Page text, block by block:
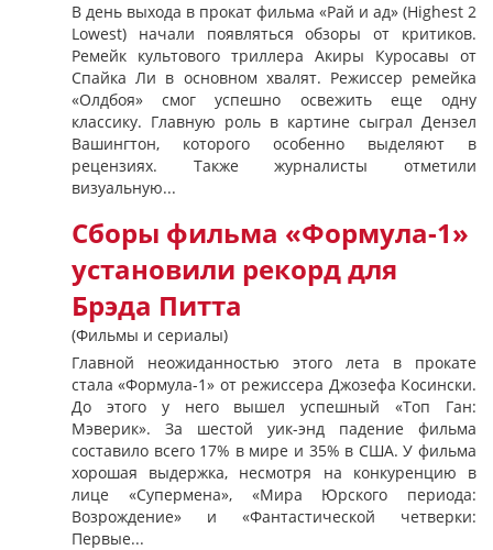
В день выхода в прокат фильма «Рай и ад» (Highest 2
Lowest) начали появляться обзоры от критиков.
Ремейк культового триллера Акиры Куросавы от
Спайка Ли в основном хвалят. Режиссер ремейка
«Олдбоя» смог успешно освежить еще одну
классику. Главную роль в картине сыграл Дензел
Вашингтон, которого особенно выделяют в
рецензиях. Также журналисты отметили
визуальную...
Сборы фильма «Формула-1»
установили рекорд для
Брэда Питта
(Фильмы и сериалы)
Главной неожиданностью этого лета в прокате
стала «Формула-1» от режиссера Джозефа Косински.
До этого у него вышел успешный «Топ Ган:
Мэверик». За шестой уик-энд падение фильма
составило всего 17% в мире и 35% в США. У фильма
хорошая выдержка, несмотря на конкуренцию в
лице «Супермена», «Мира Юрского периода:
Возрождение» и «Фантастической четверки:
Первые...